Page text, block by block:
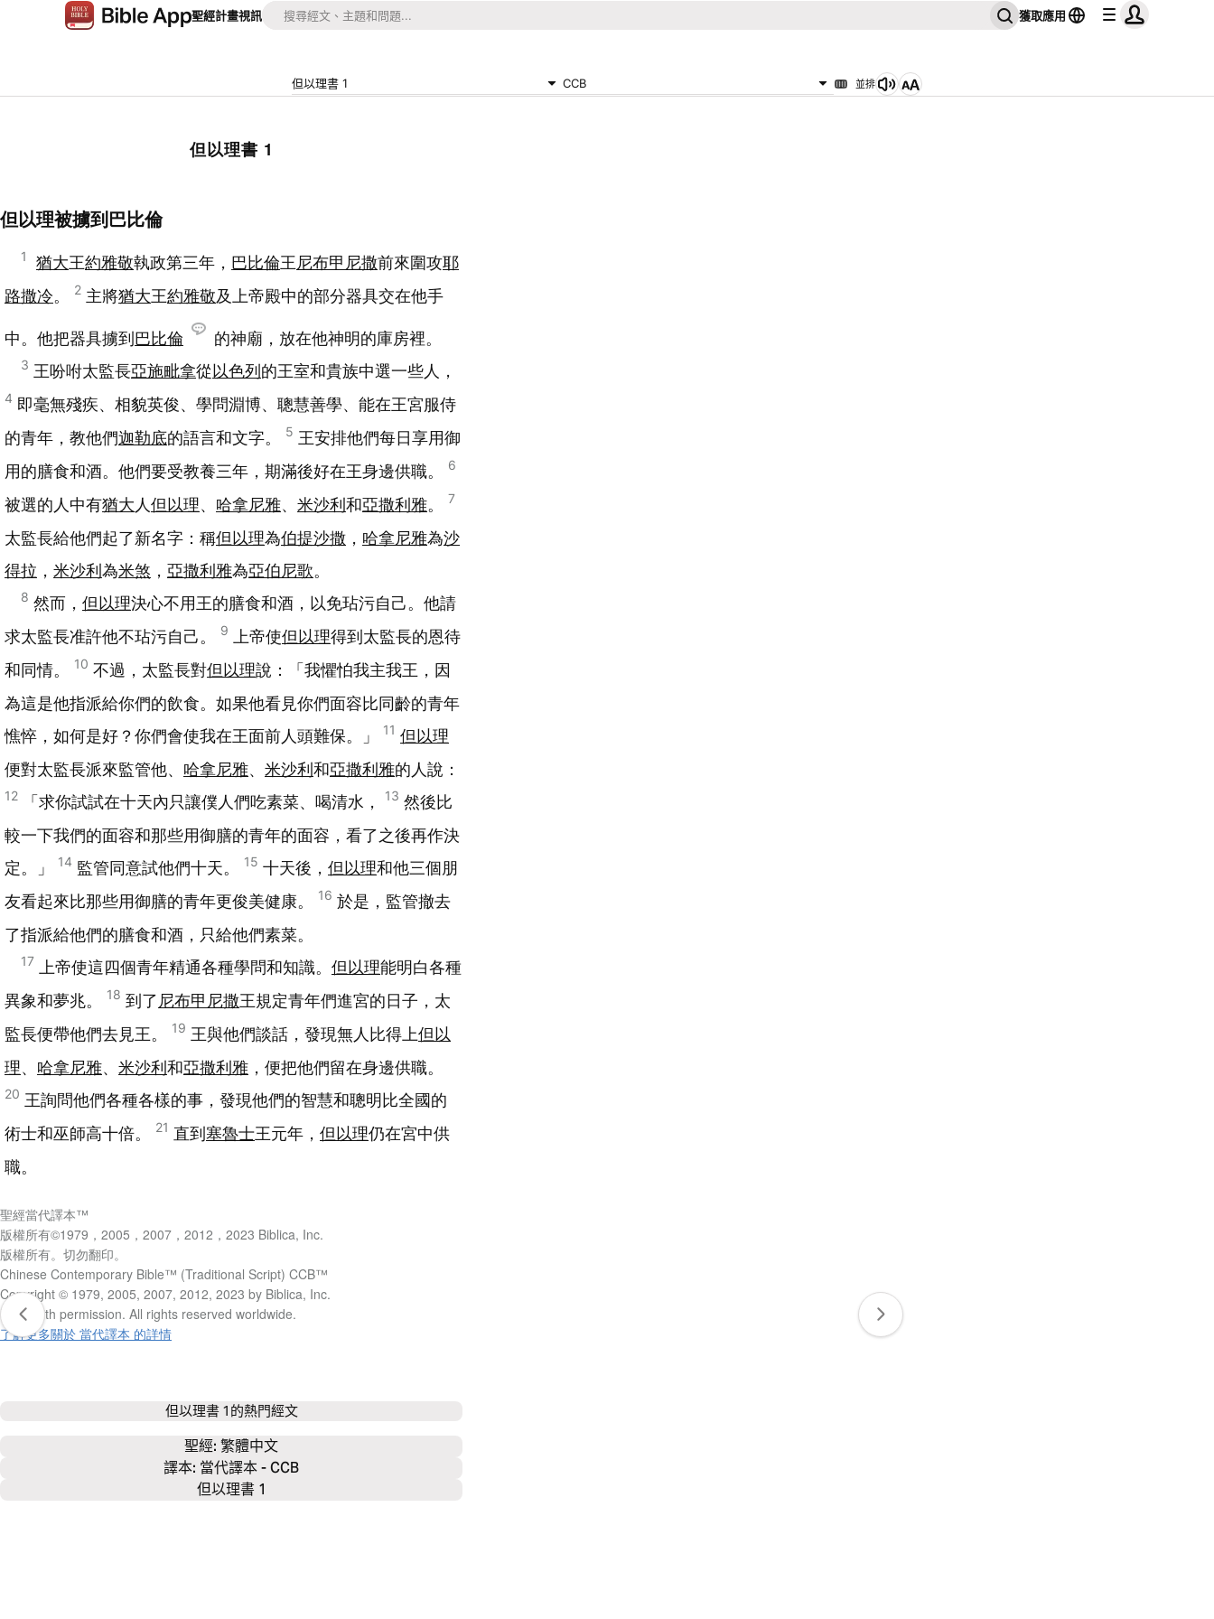
聖經計畫視訊 獲取應用
但以理書 1 CCB 並排
但以理書 1
但以理被擄到巴比倫
1 猶大王約雅敬執政第三年， 巴比倫王尼布甲尼撒前來圍攻耶
路撒冷。 2 主將猶大王約雅敬及上帝殿中的部分器具交在他手
中。他把器具擄到 巴比倫 的神廟，放在他神明的庫房裡。
3 王吩咐太監長亞施毗拿從以色列 的王室和貴族中選一些人，
4 即毫無殘疾、相貌英俊、學問淵博、聰慧善學、能在王宮服侍
的青年，教他們迦勒底的語言和文字。 5 王安排他們每日享用御
用的膳食和酒。他們要受教養三年，期滿後好在王身邊供職。
6
被選的人中有猶大 人但以理、 哈拿尼雅、 米沙利 和亞撒利雅。 7
太監長給他們起了新名字：稱但以理為伯提沙撒 ， 哈拿尼雅為沙
得拉 ， 米沙利 為米煞 ， 亞撒利雅為亞伯尼歌。
8 然而， 但以理決心不用王的膳食和酒，以免玷污自己。他請
求太監長准許他不玷污自己。
9 上帝使但以理得到太監長的恩待
和同情。
10 不過，太監長對但以理說：「我懼怕我主我王，因
為這是他指派給你們的飲食。如果他看見你們面容比同齡的青年
憔悴，如何是好？你們會使我在王面前人頭難保。」
11 但以理
便對太監長派來監管他、 哈拿尼雅、 米沙利 和亞撒利雅的人說：
12 「求你試試在十天內只讓僕人們吃素菜、喝清水， 13 然後比
較一下我們的面容和那些用御膳的青年的面容，看了之後再作決
定。」
14 監管同意試他們十天。 15 十天後， 但以理和他三個朋
友看起來比那些用御膳的青年更俊美健康。
16 於是，監管撤去
了指派給他們的膳食和酒，只給他們素菜。
17 上帝使這四個青年精通各種學問和知識。 但以理能明白各種
異象和夢兆。
18 到了尼布甲尼撒王規定青年們進宮的日子，太
監長便帶他們去見王。
19 王與他們談話，發現無人比得上但以
理、 哈拿尼雅、 米沙利 和亞撒利雅 ，便把他們留在身邊供職。
20 王詢問他們各種各樣的事，發現他們的智慧和聰明比全國的
術士和巫師高十倍。
21 直到 塞魯士王元年， 但以理仍在宮中供
職。
聖經當代譯本™
版權所有©1979，2005，2007，2012，2023 Biblica, Inc.
版權所有。切勿翻印。
Chinese Contemporary Bible™ (Traditional Script) CCB™
Copyright © 1979, 2005, 2007, 2012, 2023 by Biblica, Inc.
Used with permission. All rights reserved worldwide.
了解更多關於 當代譯本 的詳情
但以理書 1 的熱門經文
聖經: 繁體中文
譯本: 當代譯本 - CCB
但以理書 1